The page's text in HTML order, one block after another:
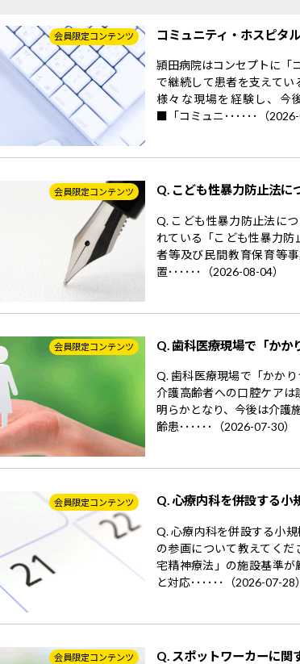
会員限定コンテンツ コミュニティ・ホスピタ
頴田病院はコンセプトに「
で継続して患者を支えて
様々な現場を経験し、今
■「コミュニ･･････（2026-
会員限定コンテンツ Q. こども性暴力防止法に
Q. こども性暴力防止法に
れている「こども性暴力
者等及び民間教育保育等
置･･････（2026-08-04）
会員限定コンテンツ Q. 歯科医療現場で「かか
Q. 歯科医療現場で「かか
介護高齢者への口腔ケア
明らかとなり、今後は介護
齢患･･････（2026-07-30）
会員限定コンテンツ Q. 心療内科を併設する小
Q. 心療内科を併設する小
の参画について教えてく
宅精神療法」の施設基準
と対応･･････（2026-07-28）
会員限定コンテンツ Q. スポットワーカーに関